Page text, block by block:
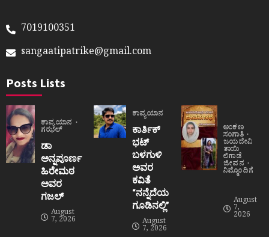
7019100351
sangaatipatrike@gmail.com
Posts Lists
ಕಾವ್ಯಯಾನ
ಗಝಲ್
ಡಾ
ಅನ್ನಪೂರ್ಣ
ಹಿರೇಮಠ
ಅವರ
ಗಜಲ್
August
7, 2026
ಕಾವ್ಯಯಾನ
ಕಾರ್ತಿಕ್
ಭಟ್
ಬಳಗುಳಿ
ಅವರ
ಕವಿತೆ
“ನನ್ನೆದೆಯ
ಗೂಡಿನಲ್ಲಿ”
August
7, 2026
ಅಂಕಣ
ಸಂಗಾತಿ
ಜಯದೇವಿ
ತಾಯಿ
ಲಿಗಾಡೆ
ಜೀವನ
ನಿಮ್ಮೊಂದಿಗೆ
August
7,
2026